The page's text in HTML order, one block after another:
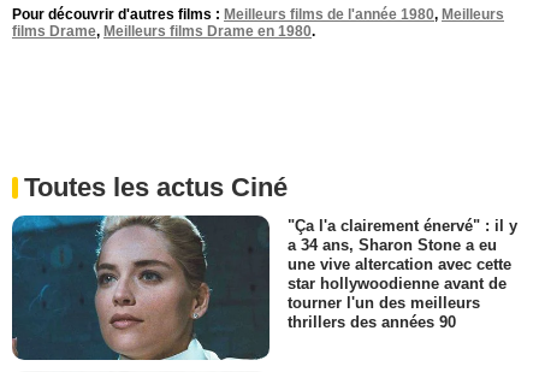
Pour découvrir d'autres films : Meilleurs films de l'année 1980, Meilleurs
films Drame, Meilleurs films Drame en 1980.
Toutes les actus Ciné
"Ça l'a clairement énervé" : il y
a 34 ans, Sharon Stone a eu
une vive altercation avec cette
star hollywoodienne avant de
tourner l'un des meilleurs
thrillers des années 90